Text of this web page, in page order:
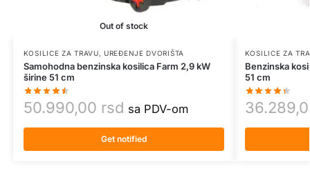
Out of stock
KOSILICE ZA TRAVU, UREĐENJE DVORIŠTA
Samohodna benzinska kosilica Farm 2,9 kW
širine 51 cm
50.990,00 rsd sa PDV-om
Get notified
KOSILICE ZA
Benzinska
51 cm